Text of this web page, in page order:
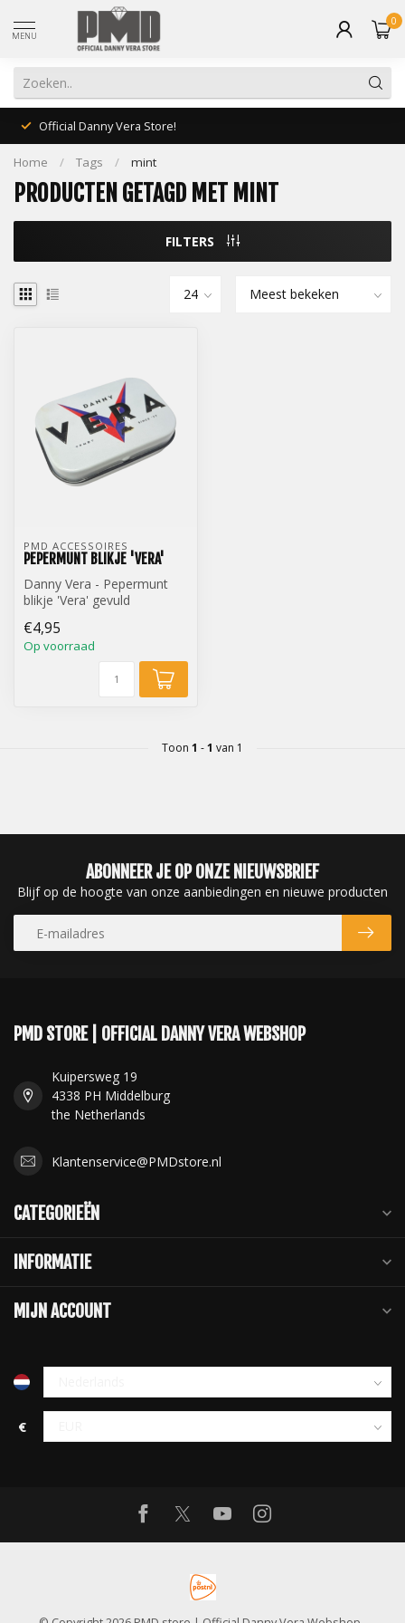
MENU
0
Official Danny Vera Store!
Home / Tags / mint
PRODUCTEN GETAGD MET MINT
FILTERS
PMD ACCESSOIRES
PEPERMUNT BLIKJE 'VERA'
Danny Vera - Pepermunt
blikje 'Vera' gevuld
€4,95
Op voorraad
Toon 1 -1 van 1
ABONNEER JE OP ONZE NIEUWSBRIEF
Blijf op de hoogte van onze aanbiedingen en nieuwe producten
PMD STORE | OFFICIAL DANNY VERA WEBSHOP
Kuipersweg 19
4338 PH Middelburg
the Netherlands
Klantenservice@PMDstore.nl
CATEGORIEËN
INFORMATIE
MIJN ACCOUNT
€